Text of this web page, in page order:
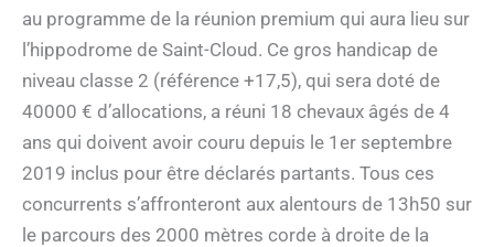
au programme de la réunion premium qui aura lieu sur
l’hippodrome de Saint-Cloud. Ce gros handicap de
niveau classe 2 (référence +17,5), qui sera doté de
40000 € d’allocations, a réuni 18 chevaux âgés de 4
ans qui doivent avoir couru depuis le 1er septembre
2019 inclus pour être déclarés partants. Tous ces
concurrents s’affronteront aux alentours de 13h50 sur
le parcours des 2000 mètres corde à droite de la